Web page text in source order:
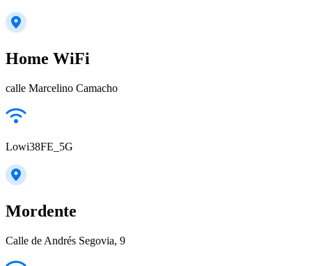
Home WiFi
calle Marcelino Camacho
Lowi38FE_5G
Mordente
Calle de Andrés Segovia, 9